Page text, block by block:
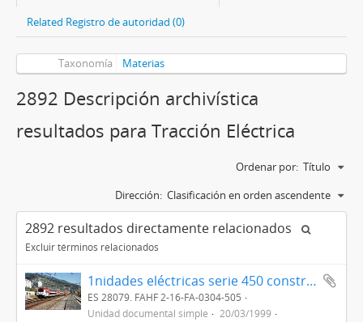
Related Registro de autoridad (0)
Taxonomía Materias
2892 Descripción archivística
resultados para Tracción Eléctrica
Ordenar por: Título
Dirección: Clasificación en orden ascendente
2892 resultados directamente relacionados
Excluir términos relacionados
1nidades eléctricas serie 450 construidas por Alstom y Construcciones y Auxiliar de Ferrocarriles (CAF)
ES 28079. FAHF 2-16-FA-0304-505
Unidad documental simple
20/03/1999